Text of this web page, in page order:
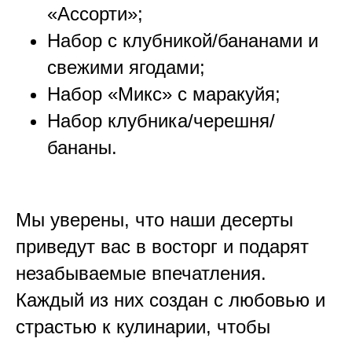
«Ассорти»;
Набор с клубникой/бананами и
свежими ягодами;
Набор «Микс» с маракуйя;
Набор клубника/черешня/
бананы.
Мы уверены, что наши десерты
приведут вас в восторг и подарят
незабываемые впечатления.
Каждый из них создан с любовью и
страстью к кулинарии, чтобы